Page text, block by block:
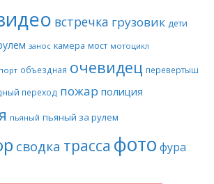
встречка грузовик дети
занос камера мост мотоцикл
объездная очевидец перевертыш
переход пожар полиция
пьяный пьяный за рулем
сводка трасса фото фура